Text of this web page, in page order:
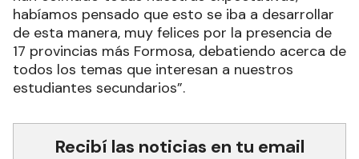
habíamos pensado que esto se iba a desarrollar
de esta manera, muy felices por la presencia de
17 provincias más Formosa, debatiendo acerca de
todos los temas que interesan a nuestros
estudiantes secundarios”.
Recibí las noticias en tu email